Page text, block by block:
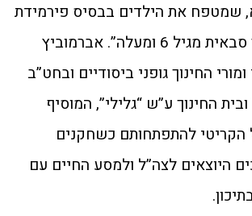
שמטפח את הילדים בבסיס פירמידת
האקדמיה הכפר סבאית מגיל 6 ומעלה”. אברמוביץ
החינוך גופני ביסודיים ובחט”ב
ובית החינוך ע”ש “גלילי”, המוסיף
הקריטי להתפתחותם כשחקנים
היוצאים לצה”ל ולמסע החיים עם